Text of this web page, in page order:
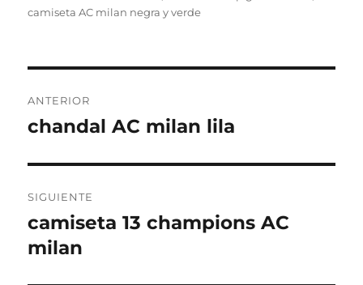
camiseta AC milan negra y verde
de
ANTERIOR
Entrada
chandal AC milan lila
SIGUIENTE
Entrada
siguiente:
camiseta 13 champions AC
milan